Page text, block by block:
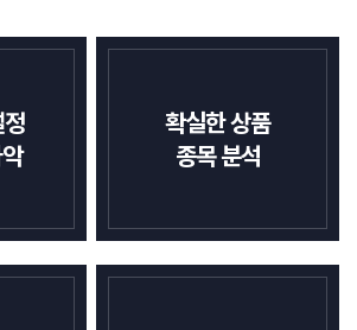
확실한 상품
종목 분석